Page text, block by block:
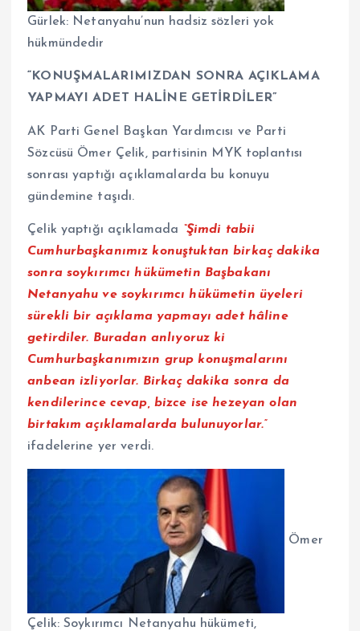
Gürlek: Netanyahu’nun hadsiz sözleri yok
hükmündedir
“KONUŞMALARIMIZDAN SONRA AÇIKLAMA
YAPMAYI ADET HALİNE GETİRDİLER”
AK Parti Genel Başkan Yardımcısı ve Parti
Sözcüsü Ömer Çelik, partisinin MYK toplantısı
sonrası yaptığı açıklamalarda bu konuyu
gündemine taşıdı.
Çelik yaptığı açıklamada “Şimdi tabii
Cumhurbaşkanımız konuştuktan birkaç dakika
sonra soykırımcı hükümetin Başbakanı
Netanyahu ve soykırımcı hükümetin üyeleri
sürekli bir açıklama yapmayı adet hâline
getirdiler. Buradan anlıyoruz ki
Cumhurbaşkanımızın grup konuşmalarını
anbean izliyorlar. Birkaç dakika sonra da
kendilerince cevap, bizce ise hezeyan olan
birtakım açıklamalarda bulunuyorlar.”
ifadelerine yer verdi.
Ömer
Çelik: Soykırımcı Netanyahu hükümeti,